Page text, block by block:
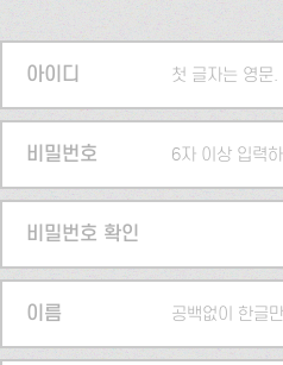
아이디 첫 글자는 영문
비밀번호 6자 이상 입력
비밀번호 확인
이름 공백없이 한글